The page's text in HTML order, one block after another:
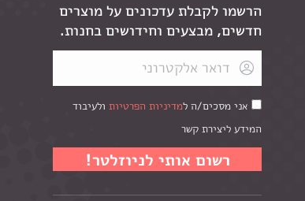
הרשמו לקבלת עדכונים על מוצרים
חדשים, מבצעים וחידושים בחנות.
אני מסכים/ה למדיניות הפרטיות ולעיבוד
המידע ליצירת קשר